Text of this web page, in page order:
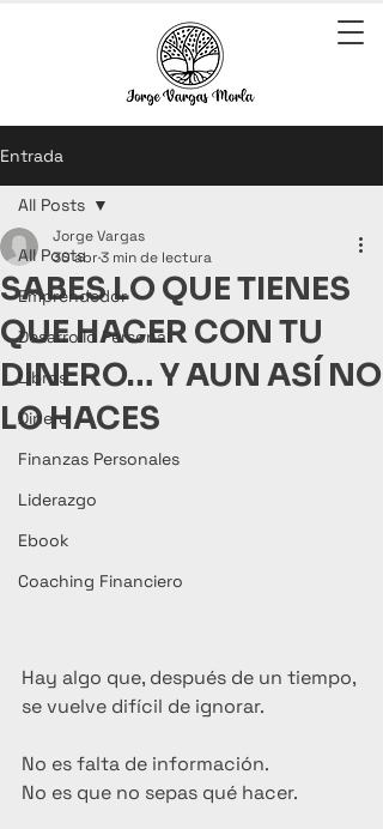
Entrada
All Posts
Emprendedor
Desarrollo Personal
Libros
Dinero
Finanzas Personales
Liderazgo
Ebook
Coaching Financiero
All Posts
SABES LO QUE TIENES
QUE HACER CON TU
DINERO… Y AUN ASÍ NO
LO HACES
Jorge Vargas
30 abr3 min de lectura
Hay algo que, después de un tiempo,
se vuelve difícil de ignorar.
No es falta de información.
No es que no sepas qué hacer.